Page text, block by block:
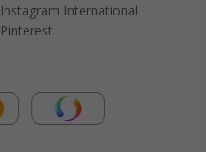
Instagram International
Pinterest